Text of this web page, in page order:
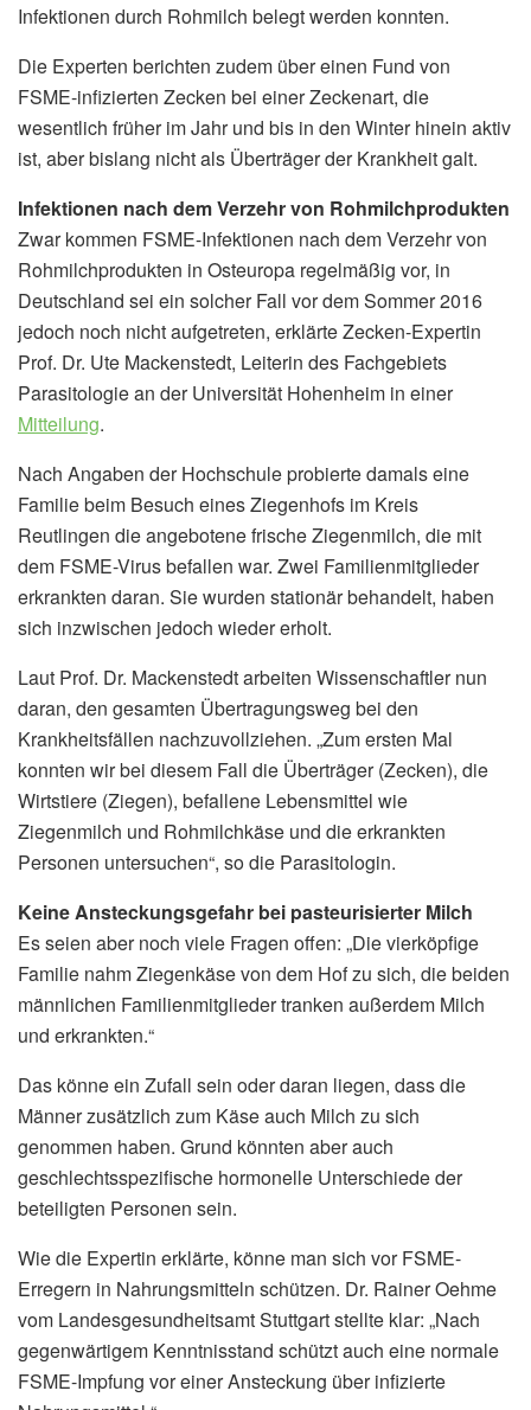
Infektionen durch Rohmilch belegt werden konnten.
Die Experten berichten zudem über einen Fund von
FSME-infizierten Zecken bei einer Zeckenart, die
wesentlich früher im Jahr und bis in den Winter hinein aktiv
ist, aber bislang nicht als Überträger der Krankheit galt.
Infektionen nach dem Verzehr von Rohmilchprodukten
Zwar kommen FSME-Infektionen nach dem Verzehr von
Rohmilchprodukten in Osteuropa regelmäßig vor, in
Deutschland sei ein solcher Fall vor dem Sommer 2016
jedoch noch nicht aufgetreten, erklärte Zecken-Expertin
Prof. Dr. Ute Mackenstedt, Leiterin des Fachgebiets
Parasitologie an der Universität Hohenheim in einer
Mitteilung.
Nach Angaben der Hochschule probierte damals eine
Familie beim Besuch eines Ziegenhofs im Kreis
Reutlingen die angebotene frische Ziegenmilch, die mit
dem FSME-Virus befallen war. Zwei Familienmitglieder
erkrankten daran. Sie wurden stationär behandelt, haben
sich inzwischen jedoch wieder erholt.
Laut Prof. Dr. Mackenstedt arbeiten Wissenschaftler nun
daran, den gesamten Übertragungsweg bei den
Krankheitsfällen nachzuvollziehen. „Zum ersten Mal
konnten wir bei diesem Fall die Überträger (Zecken), die
Wirtstiere (Ziegen), befallene Lebensmittel wie
Ziegenmilch und Rohmilchkäse und die erkrankten
Personen untersuchen“, so die Parasitologin.
Keine Ansteckungsgefahr bei pasteurisierter Milch
Es seien aber noch viele Fragen offen: „Die vierköpfige
Familie nahm Ziegenkäse von dem Hof zu sich, die beiden
männlichen Familienmitglieder tranken außerdem Milch
und erkrankten.“
Das könne ein Zufall sein oder daran liegen, dass die
Männer zusätzlich zum Käse auch Milch zu sich
genommen haben. Grund könnten aber auch
geschlechtsspezifische hormonelle Unterschiede der
beteiligten Personen sein.
Wie die Expertin erklärte, könne man sich vor FSME-
Erregern in Nahrungsmitteln schützen. Dr. Rainer Oehme
vom Landesgesundheitsamt Stuttgart stellte klar: „Nach
gegenwärtigem Kenntnisstand schützt auch eine normale
FSME-Impfung vor einer Ansteckung über infizierte